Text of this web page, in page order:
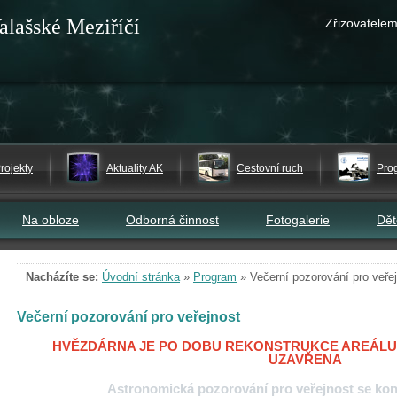
Meziříčí
Aktuality AK Cestovní ruch
Na obloze Odborná činnost Fotogalerie
Nacházíte se: Úvodní stránka» Program » Večerní pozorování pro
Večerní pozorování pro veřejnost
HVĚZDÁRNA JE PO DOBU REKONSTRUKCE
UZAVŘENA
Astronomická pozorování pro veřejnost se